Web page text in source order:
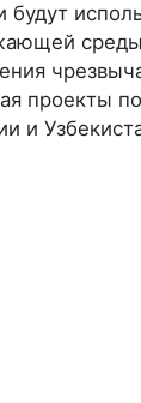
проекты
и